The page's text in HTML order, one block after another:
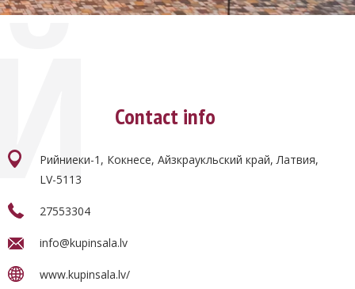
Contact info
Рийниеки-1, Кокнесе, Айзкраукльский край, Латвия,
LV-5113
27553304
info@kupinsala.lv
www.kupinsala.lv/